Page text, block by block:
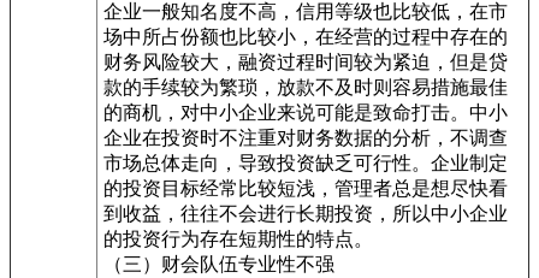
企业一般知名度不高，信用等级也比较低，在市
场中所占份额也比较小，在经营的过程中存在的
财务风险较大，融资过程时间较为紧迫，但是贷
款的手续较为繁琐，放款不及时则容易措施最佳
的商机，对中小企业来说可能是致命打击。中小
企业在投资时不注重对财务数据的分析，不调查
市场总体走向，导致投资缺乏可行性。企业制定
的投资目标经常比较短浅，管理者总是想尽快看
到收益，往往不会进行长期投资，所以中小企业
的投资行为存在短期性的特点。
（三）财会队伍专业性不强